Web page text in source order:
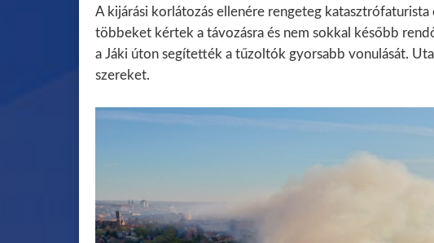
A kijárási korlátozás ellenére rengeteg
többeket kértek a távozásra és nem sokkal később
a Jáki úton segítették a tűzoltók gyorsabb vonulását.
szereket.